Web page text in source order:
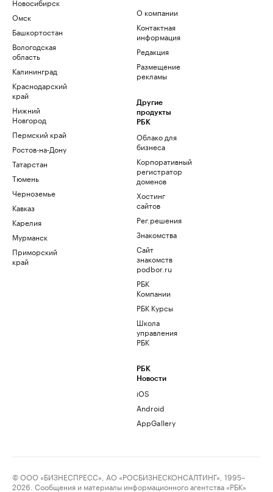
Омск
Башкортостан
Вологодская
область
Калининград
Краснодарский
край
Нижний
Новгород
Пермский край
Ростов-на-Дону
Татарстан
Тюмень
Черноземье
Кавказ
Карелия
Мурманск
Приморский
край
О компании
Контактная
информация
Редакция
Размещение
рекламы
Другие
продукты
РБК
Облако для
бизнеса
Корпоративный
регистратор
доменов
Хостинг
сайтов
Рег.решения
Знакомства
Сайт
знакомств
podbor.ru
РБК
Компании
РБК Курсы
Школа
управления
РБК
РБК
Новости
iOS
Android
AppGallery
© ООО «БИЗНЕСПРЕСС», АО «РОСБИЗНЕСКОНСАЛТИНГ», 1995–
2026. Сообщения и материалы информационного агентства «РБК»